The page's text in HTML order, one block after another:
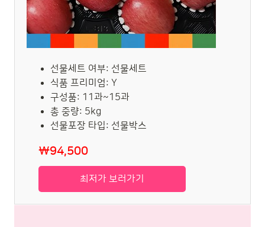
선물세트 여부: 선물세트
식품 프리미엄: Y
구성품: 11과~15과
총 중량: 5kg
선물포장 타입: 선물박스
₩94,500
최저가 보러가기